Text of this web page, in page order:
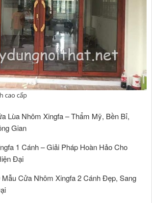
cao cấp
Lùa Nhôm Xingfa – Thẩm Mỹ, Bền Bỉ,
Gian
1 Cánh – Giải Pháp Hoàn Hảo Cho
Đại
Mẫu Cửa Nhôm Xingfa 2 Cánh Đẹp, Sang